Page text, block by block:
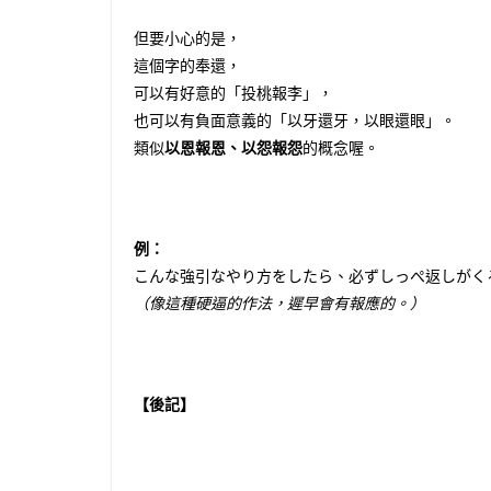
但要小心的是，
這個字的奉還，
可以有好意的「投桃報李」，
也可以有負面意義的「以牙還牙，以眼還眼」。
類似以恩報恩、以怨報怨的概念喔。
例：
こんな強引なやり方をしたら、必ずしっぺ返しがく
（像這種硬逼的作法，遲早會有報應的。）
【後記】